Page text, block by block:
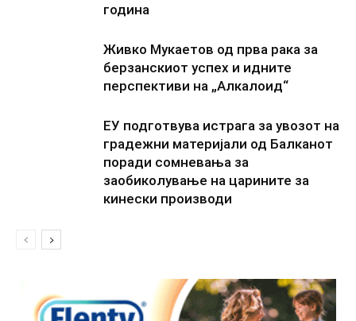
година
Живко Мукаетов од прва рака за
берзанскиот успех и идните
перспективи на „Алкалоид“
ЕУ подготвува истрага за увозот на
градежни материјали од Балканот
поради сомневања за
заобиколување на царините за
кинески производи